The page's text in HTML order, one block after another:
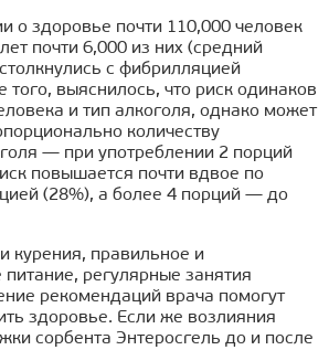
о здоровье почти 110,000 человек
почти 6,000 из них (средний
с фибрилляцией
выяснилось, что риск одинаков
и тип алкоголя, однако может
количеству
— при употреблении 2 порций
повышается почти вдвое по
(28%), а более 4 порций — до
курения, правильное и
регулярные занятия
рекомендаций врача помогут
здоровье. Если же возлияния
сорбента Энтеросгель до и после